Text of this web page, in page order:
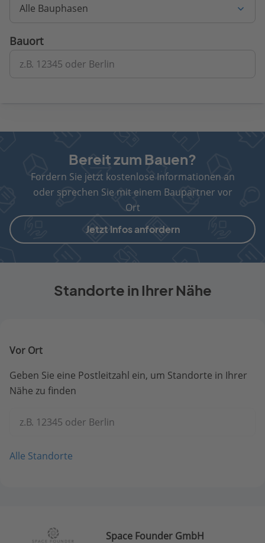
Alle Bauphasen
Bauort
z.B. 12345 oder Berlin
Bereit zum Bauen?
Fordern Sie jetzt kostenlose Informationen an
oder sprechen Sie mit einem Baupartner vor
Ort
Jetzt Infos anfordern
Standorte in Ihrer Nähe
Vor Ort
Geben Sie eine Postleitzahl ein, um Standorte in Ihrer
Nähe zu finden
z.B. 12345 oder Berlin
Alle Standorte
Space Founder GmbH